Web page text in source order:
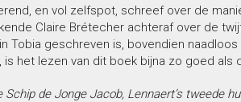
en vol zelfspot, schreef over de
Claire Brétecher achteraf over de
Tobia geschreven is, bovendien
is het lezen van dit boek bijna zo goed als
de Jonge Jacob, Lennaert’s tweede